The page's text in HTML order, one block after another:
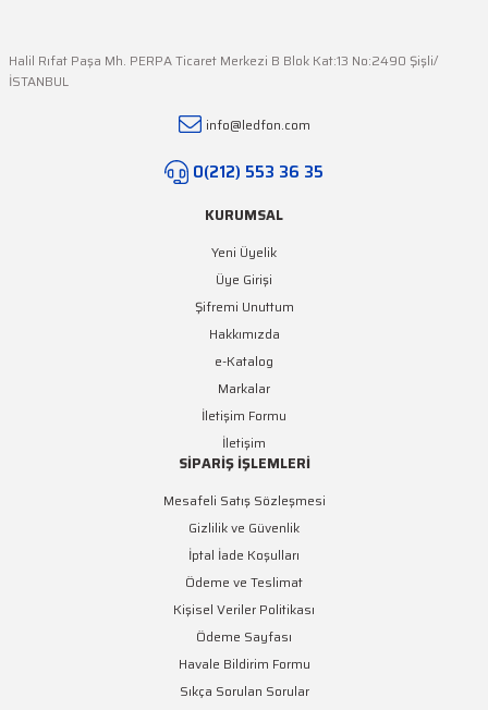
Halil Rıfat Paşa Mh. PERPA Ticaret Merkezi B Blok Kat:13 No:2490 Şişli/
İSTANBUL
info@ledfon.com
0(212) 553 36 35
KURUMSAL
Yeni Üyelik
Üye Girişi
Şifremi Unuttum
Hakkımızda
e-Katalog
Markalar
İletişim Formu
İletişim
SİPARİŞ İŞLEMLERİ
Mesafeli Satış Sözleşmesi
Gizlilik ve Güvenlik
İptal İade Koşulları
Ödeme ve Teslimat
Kişisel Veriler Politikası
Ödeme Sayfası
Havale Bildirim Formu
Sıkça Sorulan Sorular